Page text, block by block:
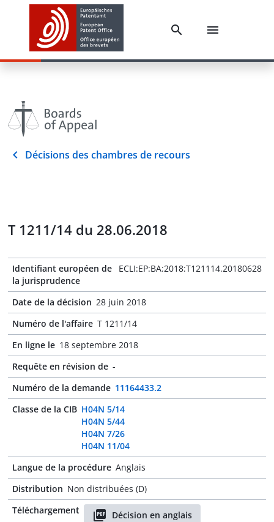
Décisions des chambres de recours
T 1211/14 du 28.06.2018
Identifiant européen de
la jurisprudence
ECLI:EP:BA:2018:T121114.20180628
Date de la décision 28 juin 2018
Numéro de l'affaire T 1211/14
En ligne le 18 septembre 2018
Requête en révision de -
Numéro de la demande 11164433.2
Classe de la CIB H04N 5/14
H04N 5/44
H04N 7/26
H04N 11/04
Langue de la procédure Anglais
Distribution Non distribuées (D)
Téléchargement
Décision en anglais